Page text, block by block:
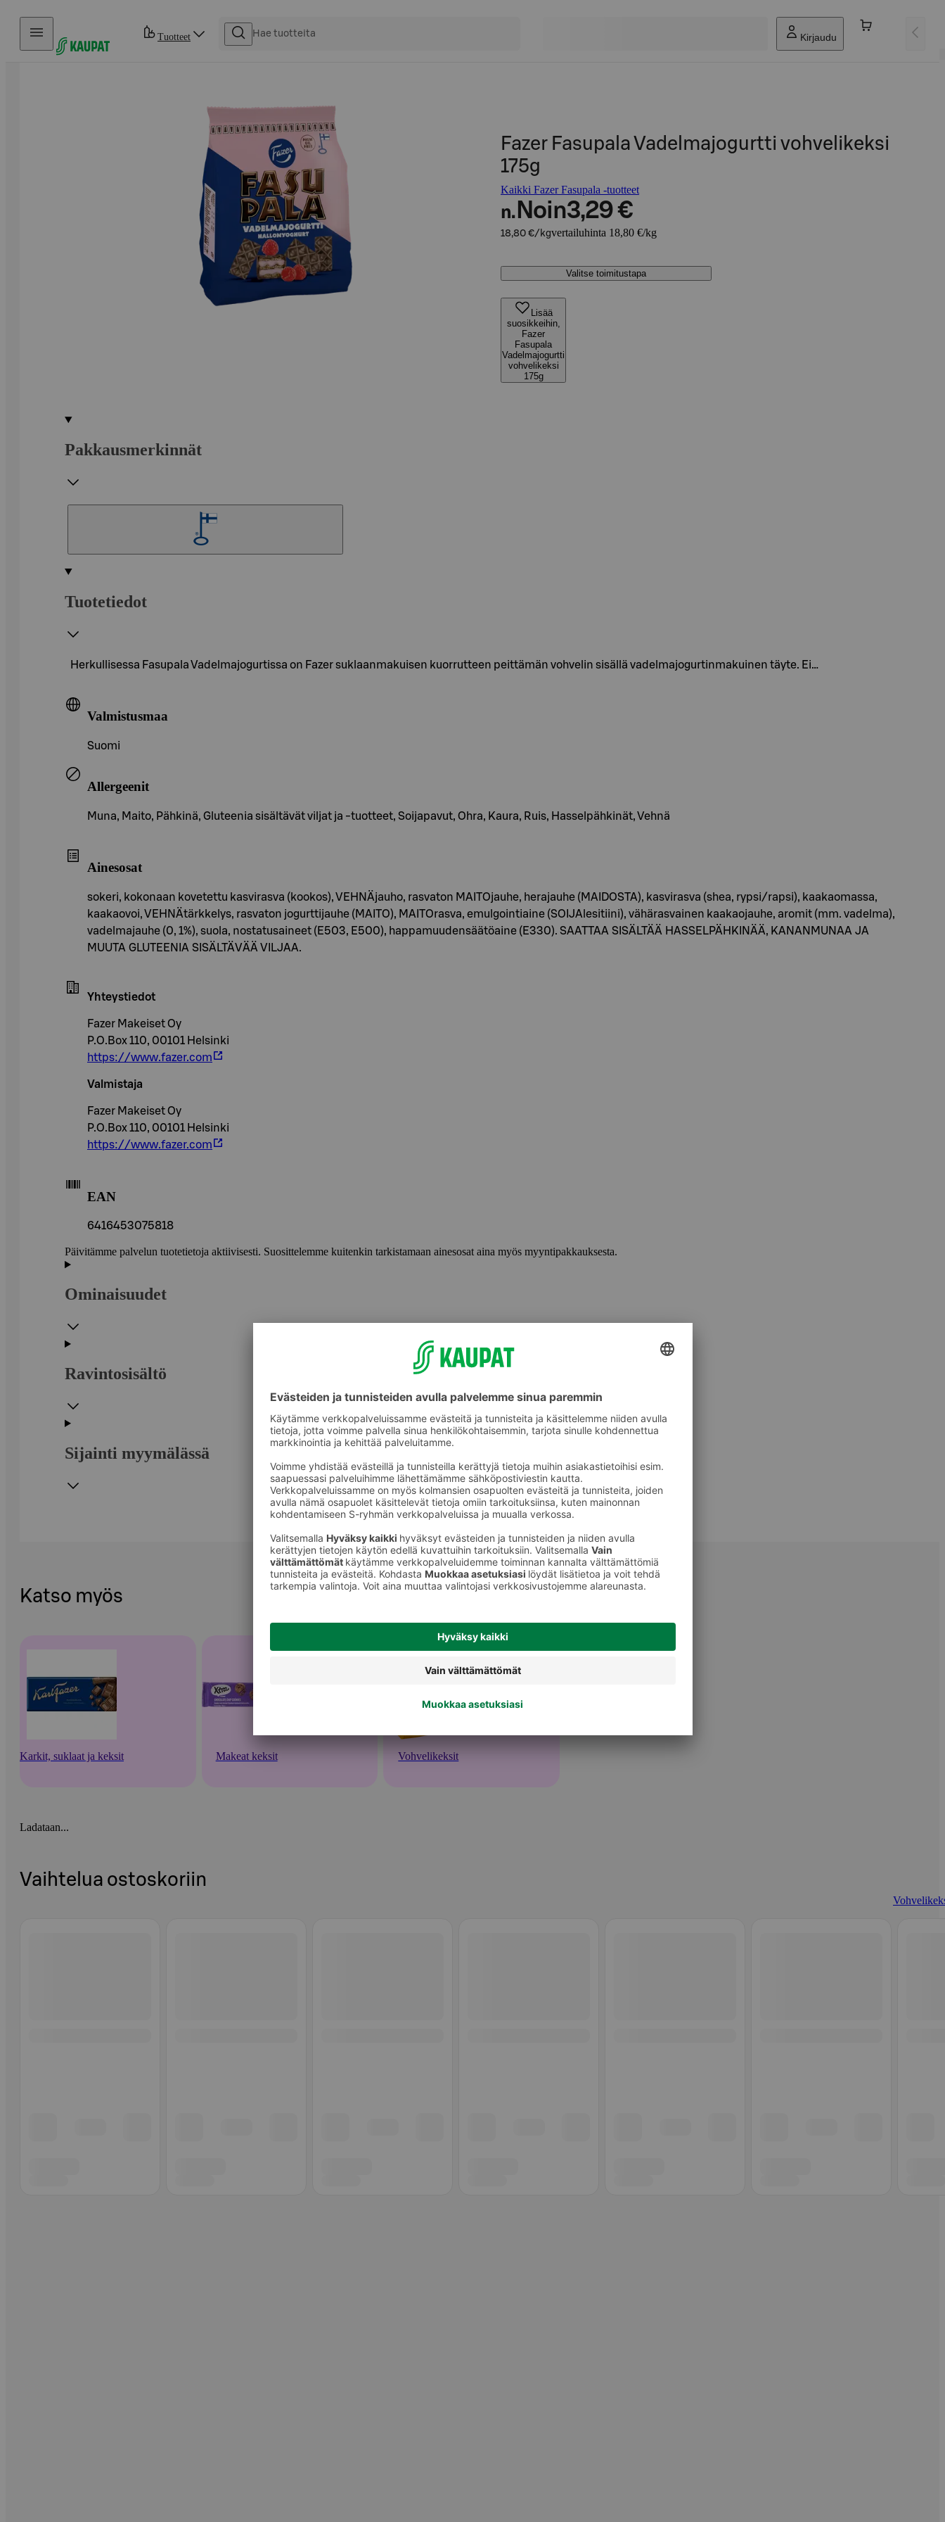
Hyppää sisältöön
Tuotteet Kirjaudu
Fazer Fasupala Vadelmajogurtti vohvelikeksi
175g
Kaikki Fazer Fasupala -tuotteet
n. Noin3,29 €
18,80 €/kgvertailuhinta 18,80 €/kg
Valitse toimitustapa
Lisää
suosikkeihin,
Fazer
Fasupala
Vadelmajogurtti
vohvelikeksi
175g
Pakkausmerkinnät
Tuotetiedot
Herkullisessa Fasupala Vadelmajogurtissa on Fazer suklaanmakuisen kuorrutteen peittämän vohvelin sisällä vadelmajogurtinmakuinen täyte. Ei…
Valmistusmaa
Suomi
Allergeenit
Muna, Maito, Pähkinä, Gluteenia sisältävät viljat ja -tuotteet, Soijapavut, Ohra, Kaura, Ruis, Hasselpähkinät, Vehnä
Ainesosat
sokeri, kokonaan kovetettu kasvirasva (kookos), VEHNÄjauho, rasvaton MAITOjauhe, herajauhe (MAIDOSTA), kasvirasva (shea, rypsi/rapsi), kaakaomassa,
kaakaovoi, VEHNÄtärkkelys, rasvaton jogurttijauhe (MAITO), MAITOrasva, emulgointiaine (SOIJAlesitiini), vähärasvainen kaakaojauhe, aromit (mm. vadelma),
vadelmajauhe (0, 1%), suola, nostatusaineet (E503, E500), happamuudensäätöaine (E330). SAATTAA SISÄLTÄÄ HASSELPÄHKINÄÄ, KANANMUNAA JA
MUUTA GLUTEENIA SISÄLTÄVÄÄ VILJAA.
Yhteystiedot
Fazer Makeiset Oy
P.O.Box 110, 00101 Helsinki
https://www.fazer.com
Valmistaja
Fazer Makeiset Oy
P.O.Box 110, 00101 Helsinki
https://www.fazer.com
EAN
6416453075818
Päivitämme palvelun tuotetietoja aktiivisesti. Suosittelemme kuitenkin tarkistamaan ainesosat aina myös myyntipakkauksesta.
Ominaisuudet
Ravintosisältö
Sijainti myymälässä
Katso myös
Karkit, suklaat ja keksit Makeat keksit Vohvelikeksit
Ladataan...
Vaihtelua ostoskoriin